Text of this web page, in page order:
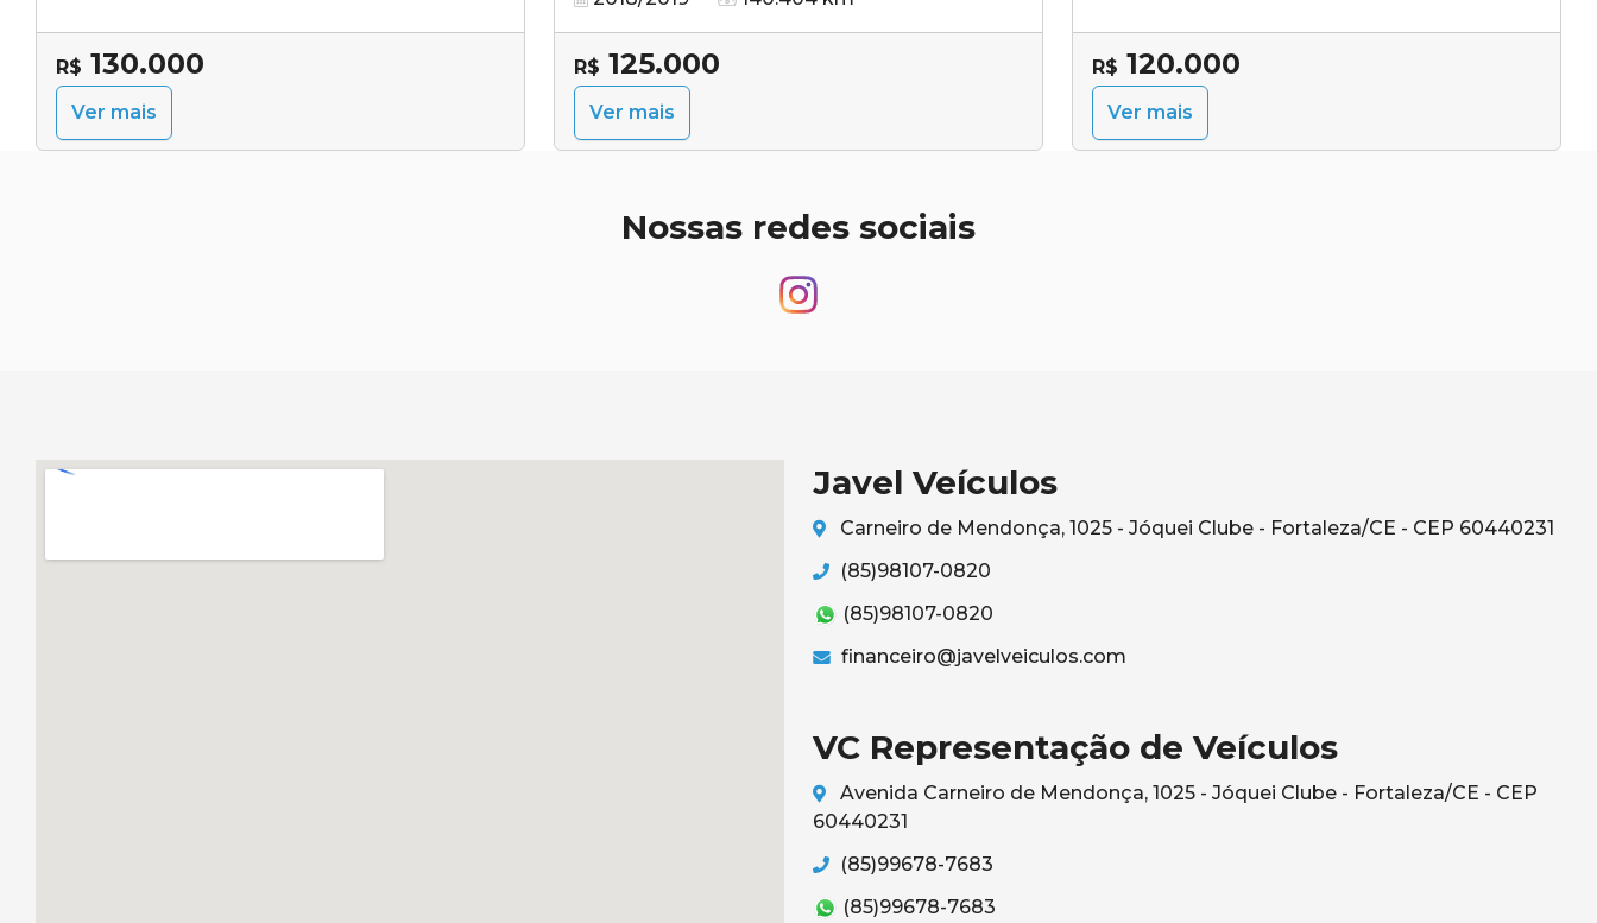
R$ 130.000
Ver mais
R$ 125.000
Ver mais
R$ 120.000
Ver mais
Nossas redes sociais
Javel Veículos
Carneiro de Mendonça, 1025 - Jóquei Clube - Fortaleza/CE - CEP 60440231
(85)98107-0820
(85)98107-0820
financeiro@javelveiculos.com
VC Representação de Veículos
Avenida Carneiro de Mendonça, 1025 - Jóquei Clube - Fortaleza/CE - CEP
60440231
(85)99678-7683
(85)99678-7683